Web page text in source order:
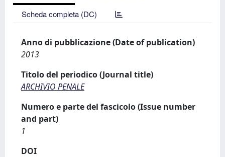
Scheda completa (DC)
Anno di pubblicazione (Date of publication)
2013
Titolo del periodico (Journal title)
ARCHIVIO PENALE
Numero e parte del fascicolo (Issue number
and part)
1
DOI